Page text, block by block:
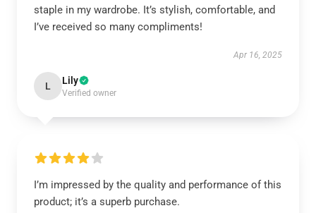
staple in my wardrobe. It’s stylish, comfortable, and
I’ve received so many compliments!
Apr 16, 2025
L Lily
Verified owner
I’m impressed by the quality and performance of this
product; it’s a superb purchase.